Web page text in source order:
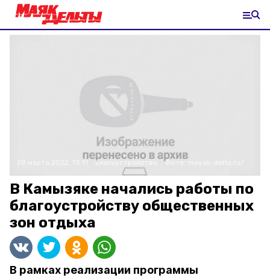
Благоустройство Фото:
В Камызяке начались работы по
благоустройству общественных
зон отдыха
В рамках реализации программы